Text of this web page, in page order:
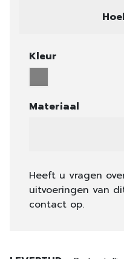
Kleur
Materiaal
Heeft u vragen
uitvoeringen van
contact op.